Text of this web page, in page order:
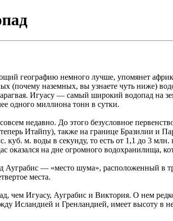
географию немного лучше, упомянет
(почему наземных, вы узнаете чуть ниже)
Игуасу — самый широкий водопад на
одного миллиона тонн в сутки.
недавно. До этого безусловное
Итайпу), также на границе Бразилии и
куб. м. воды в секунду, то есть от 1,1 до 3
оказался на дне огромного водохранилища,
Ауграбис — «место шума», расположенный
места.
чем Игуасу, Ауграбис и Виктория. О нем
Исландией и Гренландией, имеет высоту в